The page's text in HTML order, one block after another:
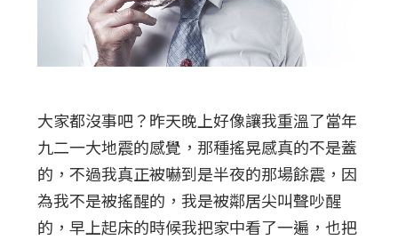
大家都沒事吧？昨天晚上好像讓我重溫了當年
九二一大地震的感覺，那種搖晃感真的不是蓋
的，不過我真正被嚇到是半夜的那場餘震，因
為我不是被搖醒的，我是被鄰居尖叫聲吵醒
的，早上起床的時候我把家中看了一遍，也把